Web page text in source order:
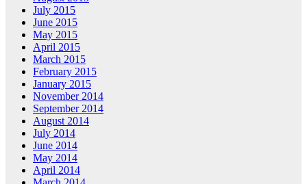
July 2015
June 2015
May 2015
April 2015
March 2015
February 2015
January 2015
November 2014
September 2014
August 2014
July 2014
June 2014
May 2014
April 2014